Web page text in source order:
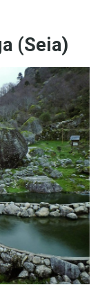
(Seia)